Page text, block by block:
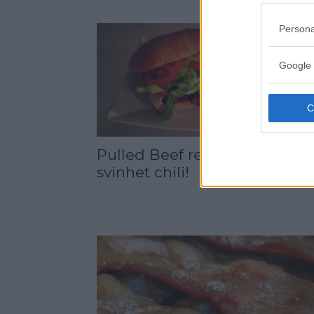
Google
Pulled Beef recept – En
svinhet chili!